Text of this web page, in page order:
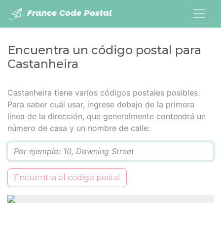
France Code Postal
Encuentra un código postal para
Castanheira
Castanheira tiene varios códigos postales posibles.
Para saber cuál usar, ingrese debajo de la primera
línea de la dirección, que generalmente contendrá un
número de casa y un nombre de calle:
Encuentra el código postal